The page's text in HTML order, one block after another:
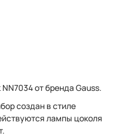
от бренда Gauss.
создан в стиле
лампы цоколя